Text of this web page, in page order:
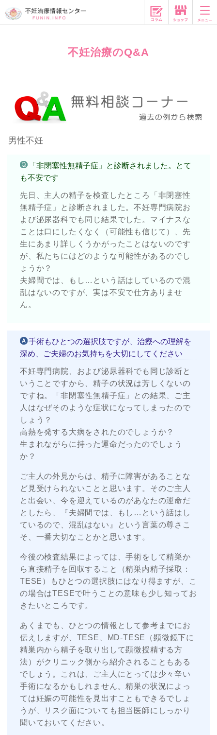
コラム
不妊治療のQ&A
男性不妊
「非閉塞性無精子症」と診断されました。とて
も不安です
先日、主人の精子を検査したところ「非閉塞性
無精子症」と診断されました。不妊専門病院お
よび泌尿器科でも同じ結果でした。マイナスな
ことは口にしたくなく（可能性も信じて）、先
生にあまり詳しくうかがったことはないのです
が、私たちにはどのような可能性があるのでし
ょうか？
夫婦間では、もし…という話はしているので混
乱はないのですが、実は不安で仕方ありませ
ん。
手術もひとつの選択肢ですが、治療への理解を
深め、ご夫婦のお気持ちを大切にしてください
不妊専門病院、および泌尿器科でも同じ診断と
いうことですから、精子の状況は芳しくないの
ですね。「非閉塞性無精子症」との結果、ご主
人はなぜそのような症状になってしまったので
しょう？
高熱を発する大病をされたのでしょうか？
生まれながらに持った運命だったのでしょう
か？
ご主人の外見からは、精子に障害があることな
ど見受けられないことと思います。そのご主人
と出会い、今を迎えているのがあなたの運命だ
としたら、『夫婦間では、もし…という話はし
ているので、混乱はない』という言葉の尊さこ
そ、一番大切なことかと思います。
今後の検査結果によっては、手術をして精巣か
ら直接精子を回収すること（精巣内精子採取：
TESE）もひとつの選択肢にはなり得ますが、こ
の場合はTESEで叶うことの意味も少し知ってお
きたいところです。
あくまでも、ひとつの情報として参考までにお
伝えしますが、TESE、MD-TESE（顕微鏡下に
精巣内から精子を取り出して顕微授精する方
法）がクリニック側から紹介されることもある
でしょう。これは、ご主人にとっては少々辛い
手術になるかもしれません。精巣の状況によっ
ては妊娠の可能性を見出すこともできるでしょ
うが、リスク面についても担当医師にしっかり
聞いておいてください。